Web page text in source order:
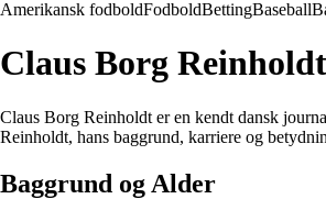
Amerikansk fodboldFodboldBettingBaseball
Claus Borg
Claus Borg Reinholdt er en kendt dansk
Reinholdt, hans baggrund, karriere og
Baggrund og Alder